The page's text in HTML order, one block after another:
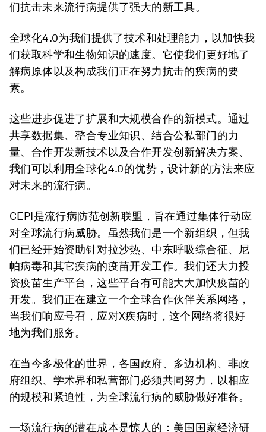
们抗击未来流行病提供了强大的新工具。
全球化4.0为我们提供了技术和处理能力，以加快我
们获取科学和生物知识的速度。它使我们更好地了
解病原体以及构成我们正在努力抗击的疾病的要
素。
这些进步促进了扩展和大规模合作的新模式。通过
共享数据集、整合专业知识、结合公私部门的力
量、合作开发新技术以及合作开发创新解决方案、
我们可以利用全球化4.0的优势，设计新的方法来应
对未来的流行病。
CEPI是流行病防范创新联盟，旨在通过集体行动应
对全球流行病威胁。虽然我们是一个新组织，但我
们已经开始资助针对拉沙热、中东呼吸综合征、尼
帕病毒和其它疾病的疫苗开发工作。我们还大力投
资疫苗生产平台，这些平台有可能大大加快疫苗的
开发。我们正在建立一个全球合作伙伴关系网络，
当我们响应号召，应对X疾病时，这个网络将很好
地为我们服务。
在当今多极化的世界，各国政府、多边机构、非政
府组织、学术界和私营部门必须共同努力，以相应
的规模和紧迫性，为全球流行病的威胁做好准备。
一场流行病的潜在成本是惊人的：美国国家经济研